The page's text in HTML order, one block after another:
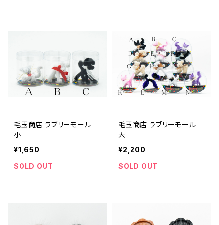
毛玉商店 ラブリーモール
小
¥1,650
SOLD OUT
毛玉商店 ラブリーモール
大
¥2,200
SOLD OUT